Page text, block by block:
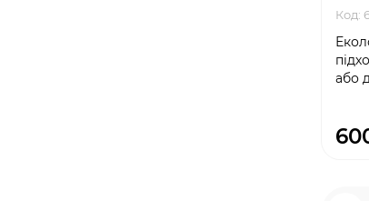
Код:
або